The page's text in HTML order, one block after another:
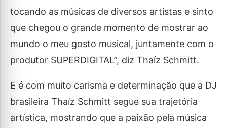
tocando as músicas de diversos artistas e sinto
que chegou o grande momento de mostrar ao
mundo o meu gosto musical, juntamente com o
produtor SUPERDIGITAL”, diz Thaíz Schmitt.
E é com muito carisma e determinação que a DJ
brasileira Thaíz Schmitt segue sua trajetória
artística, mostrando que a paixão pela música